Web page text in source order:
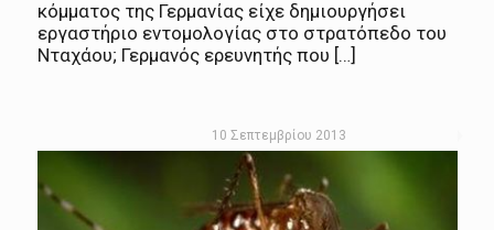
κόμματος της Γερμανίας είχε δημιουργήσει
εργαστήριο εντομολογίας στο στρατόπεδο του
Νταχάου; Γερμανός ερευνητής που […]
10 Σεπτεμβρίου 2013